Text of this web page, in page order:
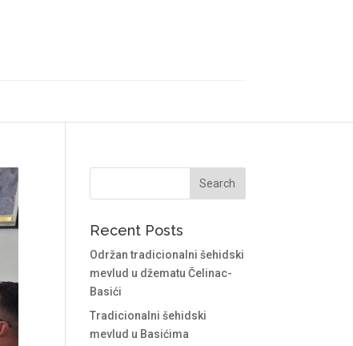
Recent Posts
Održan tradicionalni šehidski
mevlud u džematu Čelinac-
Basići
Tradicionalni šehidski
mevlud u Basićima